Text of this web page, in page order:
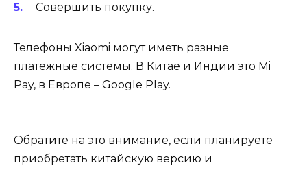
Совершить покупку.
Телефоны Xiaomi могут иметь разные
платежные системы. В Китае и Индии это Mi
Pay, в Европе – Google Play.
Обратите на это внимание, если планируете
приобретать китайскую версию и